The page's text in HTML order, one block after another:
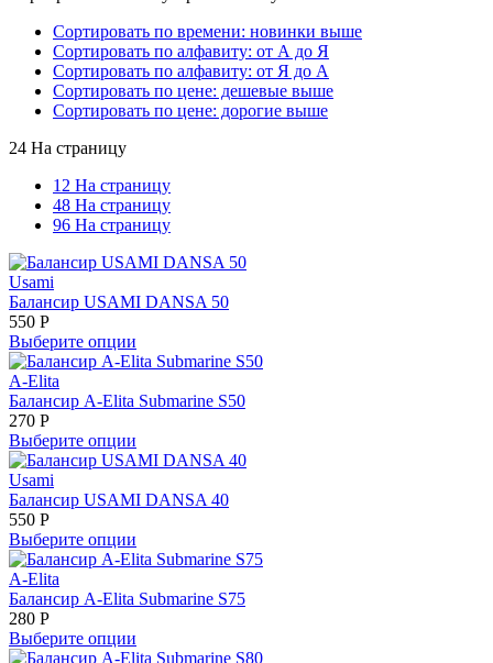
Сортировать по времени: новинки выше
Сортировать по алфавиту: от А до Я
Сортировать по алфавиту: от Я до А
Сортировать по цене: дешевые выше
Сортировать по цене: дорогие выше
24 На страницу
12 На страницу
48 На страницу
96 На страницу
Usami
Балансир USAMI DANSA 50
550 Р
Выберите опции
A-Elita
Балансир A-Elita Submarine S50
270 Р
Выберите опции
Usami
Балансир USAMI DANSA 40
550 Р
Выберите опции
A-Elita
Балансир A-Elita Submarine S75
280 Р
Выберите опции